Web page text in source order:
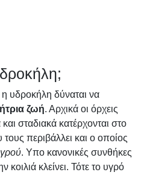
η υδροκήλη δύναται να
ζωή. Αρχικά οι όρχεις
σταδιακά κατέρχονται στο
περιβάλλει και ο οποίος
. Υπο κανονικές συνθήκες
κλείνει. Τότε το υγρό